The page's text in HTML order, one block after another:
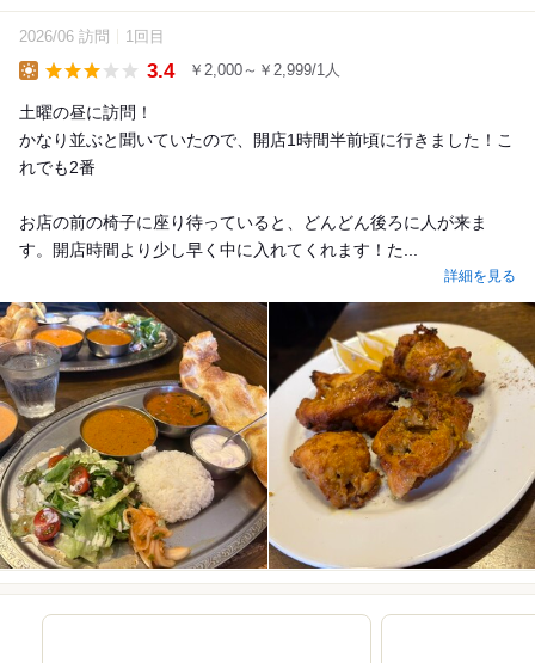
2026/06 訪問 1回目
3.4 ￥2,000～￥2,999/1人
土曜の昼に訪問！
かなり並ぶと聞いていたので、開店1時間半前頃に行きました！こ
れでも2番
お店の前の椅子に座り待っていると、どんどん後ろに人が来ま
す。開店時間より少し早く中に入れてくれます！た...
詳細を見る